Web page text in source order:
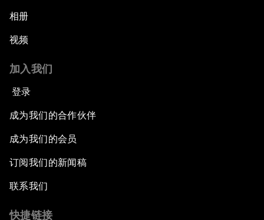
相册
视频
加入我们
登录
成为我们的合作伙伴
成为我们的会员
订阅我们的新闻稿
联系我们
快捷链接